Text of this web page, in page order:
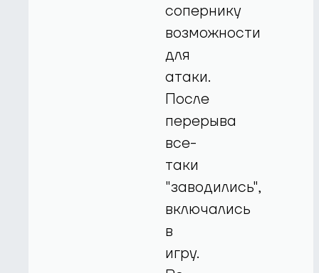
сопернику
возможности
для
атаки.
После
перерыва
все-
таки
"заводились",
включались
в
игру.